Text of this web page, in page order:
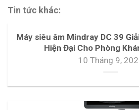
Tin tức khác:
Máy siêu âm Mindray DC 39
Hiện Đại Cho Phòng
10 Tháng 9,